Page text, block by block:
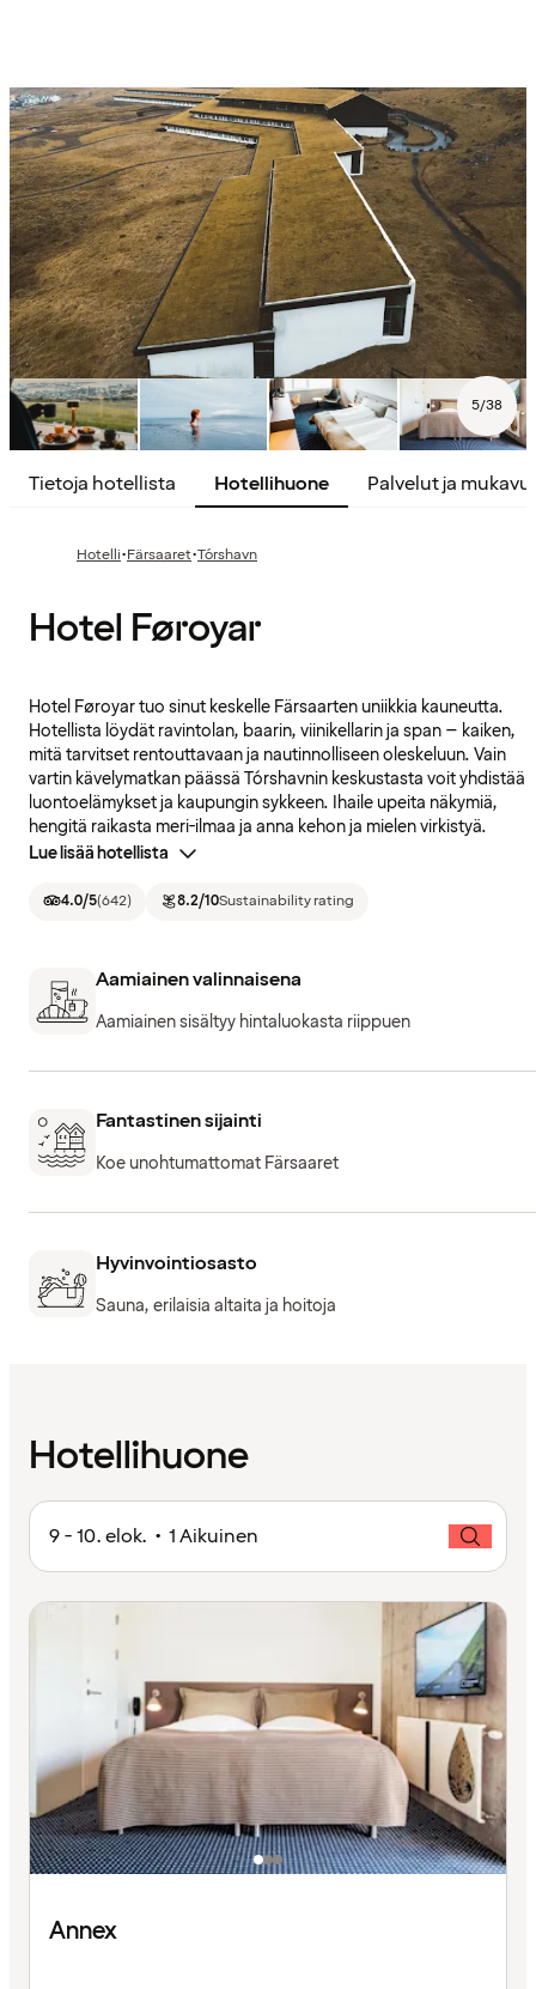
5/38
Tietoja hotellista Hotellihuone Palvelut ja
Hotelli·Färsaaret·Tórshavn
Hotel Føroyar
Hotel Føroyar tuo sinut keskelle Färsaarten uniikkia kauneutta.
Hotellista löydät ravintolan, baarin, viinikellarin ja span – kaiken,
mitä tarvitset rentouttavaan ja nautinnolliseen oleskeluun. Vain
vartin kävelymatkan päässä Tórshavnin keskustasta voit yhdistää
luontoelämykset ja kaupungin sykkeen. Ihaile upeita näkymiä,
hengitä raikasta meri-ilmaa ja anna kehon ja mielen virkistyä.
Lue lisää hotellista
4.0/5(642) 8.2/10Sustainability rating
Aamiainen valinnaisena
Aamiainen sisältyy hintaluokasta riippuen
Fantastinen sijainti
Koe unohtumattomat Färsaaret
Hyvinvointiosasto
Sauna, erilaisia altaita ja hoitoja
Hotellihuone
9 - 10. elok. • 1 Aikuinen
Annex